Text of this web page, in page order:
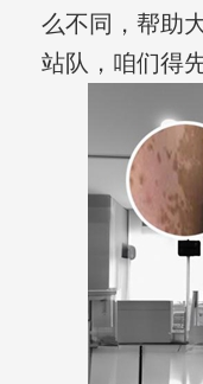
么不同，帮助
站队，咱们得